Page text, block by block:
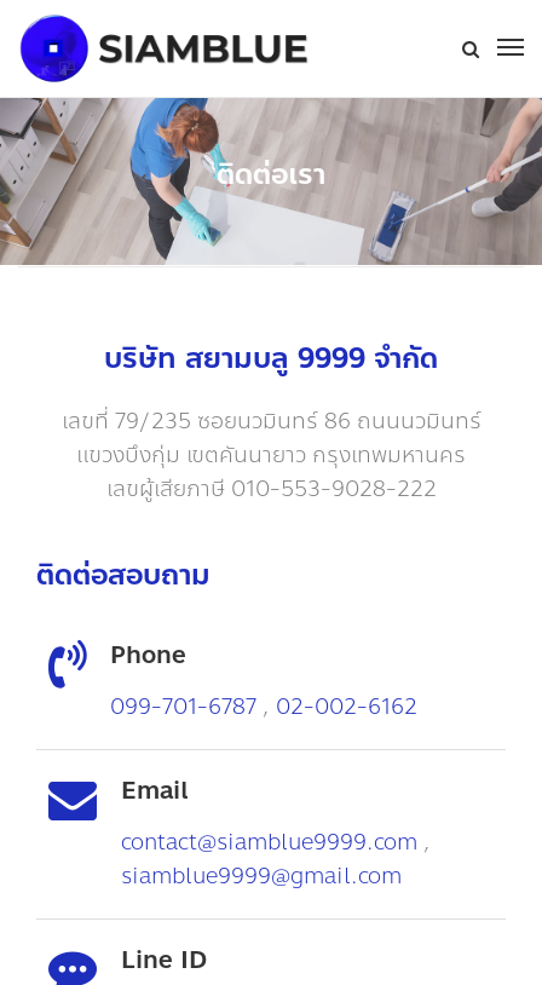
ติดต่อเรา
บริษัท สยามบลู 9999 จำกัด
เลขที่ 79/235 ซอยนวมินทร์ 86 ถนนนวมินทร์
แขวงบึงกุ่ม เขตคันนายาว กรุงเทพมหานคร
เลขผู้เสียภาษี 010-553-9028-222
ติดต่อสอบถาม
Phone
099-701-6787 , 02-002-6162
Email
contact@siamblue9999.com ,
siamblue9999@gmail.com
Line ID